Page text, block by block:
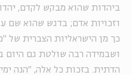
ביהדות שהוא מבקש לקדם,
וזכויות אדם; בדגש שהוא שם
כך מן הישראליות הצברית של
ושבמידה רבה שולטת גם היום
הדתית. בזכות כל אלה, "הנה